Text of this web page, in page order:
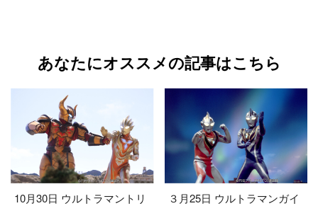
あなたにオススメの記事はこちら
10月30日 ウルトラマントリ
３月25日 ウルトラマンガイ